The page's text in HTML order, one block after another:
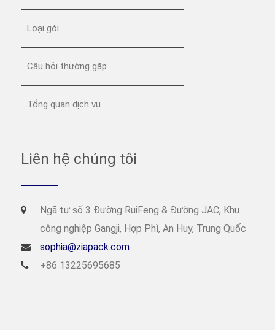
Loại gói
Câu hỏi thường gặp
Tổng quan dịch vụ
Liên hệ chúng tôi
Ngã tư số 3 Đường RuiFeng & Đường JAC, Khu
công nghiệp Gangji, Hợp Phì, An Huy, Trung Quốc
sophia@ziapack.com
+86 13225695685